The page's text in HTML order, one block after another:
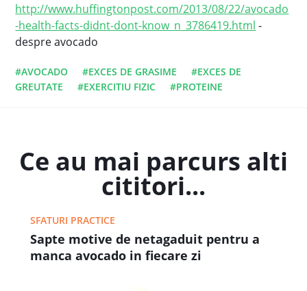
http://www.huffingtonpost.com/2013/08/22/avocado
-health-facts-didnt-dont-know_n_3786419.html -
despre avocado
#AVOCADO #EXCES DE GRASIME
#EXCES DE
GREUTATE
#EXERCITIU FIZIC #PROTEINE
Ce au mai parcurs alti
cititori...
SFATURI PRACTICE
Sapte motive de netagaduit pentru a
manca avocado in fiecare zi